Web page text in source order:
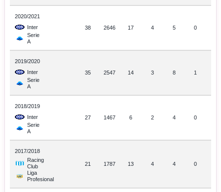
2020/2021
Inter
Serie
A
38 2646 17 4 5 0
2019/2020
Inter
Serie
A
35 2547 14 3 8 1
2018/2019
Inter
Serie
A
27 1467 6 2 4 0
2017/2018
Racing
Club
Liga
Profesional
21 1787 13 4 4 0